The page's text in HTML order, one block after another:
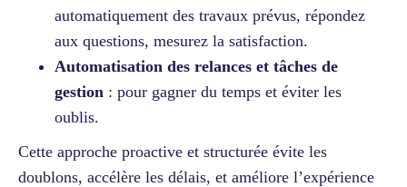
automatiquement des travaux prévus, répondez
aux questions, mesurez la satisfaction.
Automatisation des relances et tâches de
gestion : pour gagner du temps et éviter les
oublis.
Cette approche proactive et structurée évite les
doublons, accélère les délais, et améliore l’expérience